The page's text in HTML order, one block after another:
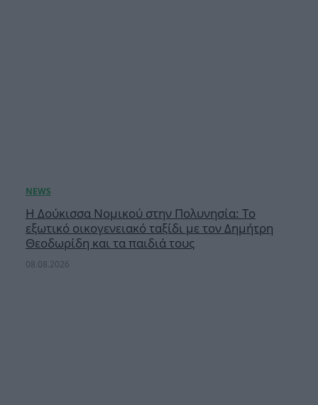
Η Δούκισσα Νομικού στην Πολυνησία: Το
εξωτικό οικογενειακό ταξίδι με τον Δημήτρη
Θεοδωρίδη και τα παιδιά τους
08.08.2026